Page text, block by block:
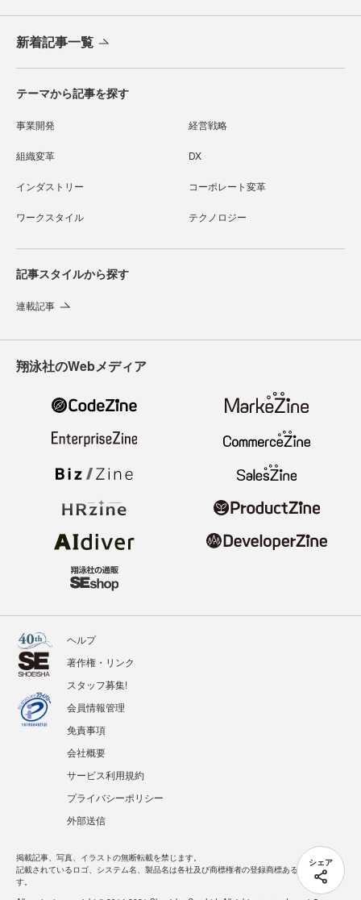
シェア
新着記事一覧
テーマから記事を探す
事業開発 経営戦略
組織変革 DX
インダストリー コーポレート変革
ワークスタイル テクノロジー
記事スタイルから探す
連載記事
翔泳社のWebメディア
ヘルプ
著作権・リンク
スタッフ募集!
会員情報管理
免責事項
会社概要
サービス利用規約
プライバシーポリシー
外部送信
掲載記事、写真、イラストの無断転載を禁じます。
記載されているロゴ、システム名、製品名は各社及び商標権者の登録商標あるいは商標で
す。